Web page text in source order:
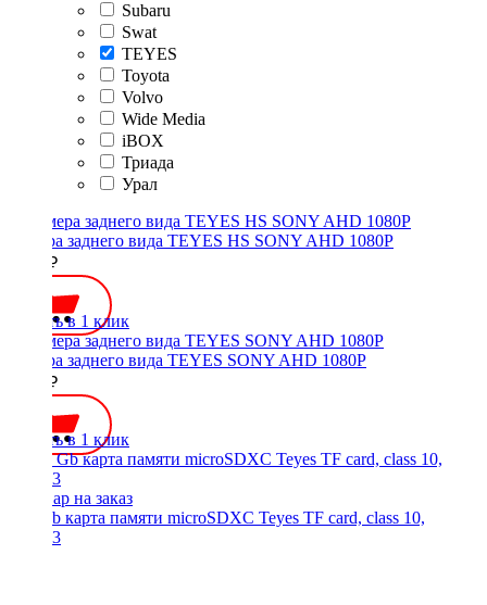
Subaru
Swat
TEYES
Toyota
Volvo
Wide Media
iBOX
Триада
Урал
Камера заднего вида TEYES HS SONY AHD 1080P
3000 ₽
Купить в 1 клик
Камера заднего вида TEYES SONY AHD 1080P
3000 ₽
Купить в 1 клик
128 Gb карта памяти microSDXC Teyes TF card, class 10,
400023